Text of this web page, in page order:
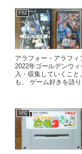
PS2
アラフォー・アラフ
2022年ゴールデンウ
入・収集していくこ
も、 ゲーム好きを語
SFC